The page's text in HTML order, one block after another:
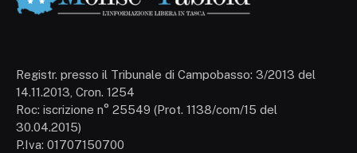
Registr. presso il Tribunale di Campobasso: 3/2013 del
14.11.2013, Cron. 1254
Roc: iscrizione n° 25549 (Prot. 1138/com/15 del
30.04.2015)
P.Iva: 01707150700